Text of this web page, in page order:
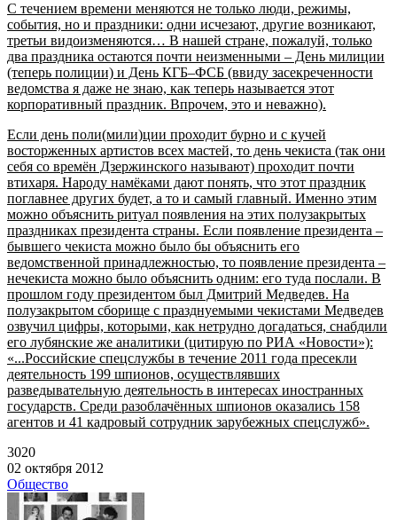
С течением времени меняются не только люди, режимы,
события, но и праздники: одни исчезают, другие возникают,
третьи видоизменяются… В нашей стране, пожалуй, только
два праздника остаются почти неизменными – День милиции
(теперь полиции) и День КГБ–ФСБ (ввиду засекреченности
ведомства я даже не знаю, как теперь называется этот
корпоративный праздник. Впрочем, это и неважно).
Если день поли(мили)ции проходит бурно и с кучей
восторженных артистов всех мастей, то день чекиста (так они
себя со времён Дзержинского называют) проходит почти
втихаря. Народу намёками дают понять, что этот праздник
поглавнее других будет, а то и самый главный. Именно этим
можно объяснить ритуал появления на этих полузакрытых
праздниках президента страны. Если появление президента –
бывшего чекиста можно было бы объяснить его
ведомственной принадлежностью, то появление президента –
нечекиста можно было объяснить одним: его туда послали. В
прошлом году президентом был Дмитрий Медведев. На
полузакрытом сборище с празднуемыми чекистами Медведев
озвучил цифры, которыми, как нетрудно догадаться, снабдили
его лубянские же аналитики (цитирую по РИА «Новости»):
«...Российские спецслужбы в течение 2011 года пресекли
деятельность 199 шпионов, осуществлявших
разведывательную деятельность в интересах иностранных
государств. Среди разоблачённых шпионов оказались 158
агентов и 41 кадровый сотрудник зарубежных спецслужб».
3020
02 октября 2012
Общество